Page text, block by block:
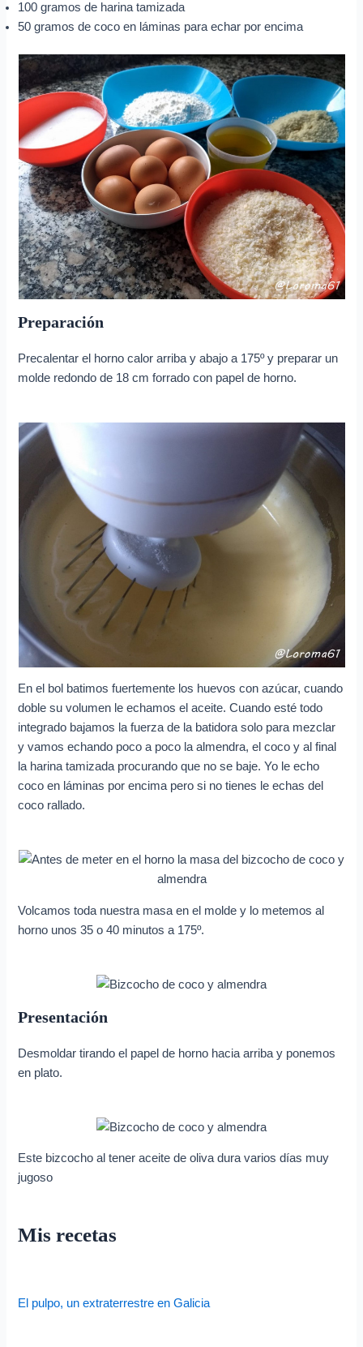
100 gramos de harina tamizada
50 gramos de coco en láminas para echar por encima
Preparación
Precalentar el horno calor arriba y abajo a 175º y preparar un
molde redondo de 18 cm forrado con papel de horno.
En el bol batimos fuertemente los huevos con azúcar, cuando
doble su volumen le echamos el aceite. Cuando esté todo
integrado bajamos la fuerza de la batidora solo para mezclar
y vamos echando poco a poco la almendra, el coco y al final
la harina tamizada procurando que no se baje. Yo le echo
coco en láminas por encima pero si no tienes le echas del
coco rallado.
Volcamos toda nuestra masa en el molde y lo metemos al
horno unos 35 o 40 minutos a 175º.
Presentación
Desmoldar tirando el papel de horno hacia arriba y ponemos
en plato.
Este bizcocho al tener aceite de oliva dura varios días muy
jugoso
Mis recetas
El pulpo, un extraterrestre en Galicia